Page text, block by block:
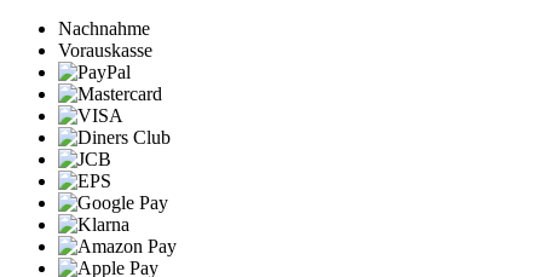
Nachnahme
Vorauskasse